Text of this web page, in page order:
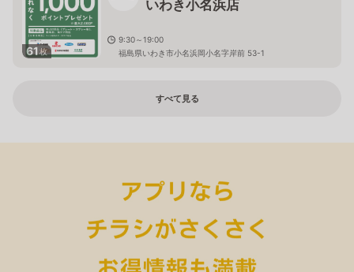
61枚
いわき小名浜店
9:30～19:00
福島県いわき市小名浜岡小名字岸前 53-1
すべて見る